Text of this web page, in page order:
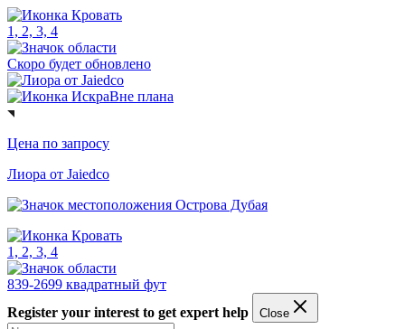
1, 2, 3, 4
Скоро будет обновлено
Вне плана
Цена по запросу
Лиора от Jaiedco
Острова Дубая
1, 2, 3, 4
839-2699 квадратный фут
Register your interest to get expert help
Close